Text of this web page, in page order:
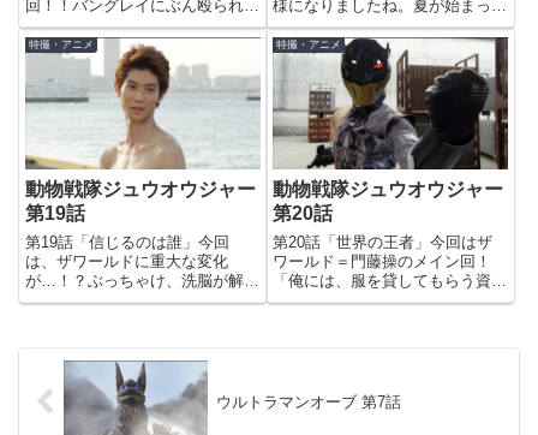
回！！バングレイにぶん殴られて
崖落ちするアム。吹き替えはやっ
ぱり下園さんなんだろうか。超上
空からの砲撃を、キューブモグラ
で穴掘って回避する5人。直後に
穴の中にビーム入ってるので、全
様になりましたね。夏が始まった
なって感じがします。今回は操の
メイン回。あらゆる物を爆弾に変
える能力を持ったプレイヤーを前
に、その爆弾を感知できる能力を
持った操が活躍する…というスト
ーリ...
特撮・アニメ
動物戦隊ジュウオウジャー
第19話
第19話「信じるのは誰」今回
は、ザワールドに重大な変化
が…！？ぶっちゃけ、洗脳が解け
て仲間になる回(苦笑)アムちゃ
ウリングのピンにして吹き飛ばす
奴というねｗプレイヤー、ボウリ
ンゲン...
特撮・アニメ
動物戦隊ジュウオウジャー
第20話
第20話「世界の王者」今回はザ
ワールド＝門藤操のメイン回！
「俺には、服を貸してもらう資格
なんか…ない」前回までとのキャ
俺...
ウルトラマンオーブ 第7話